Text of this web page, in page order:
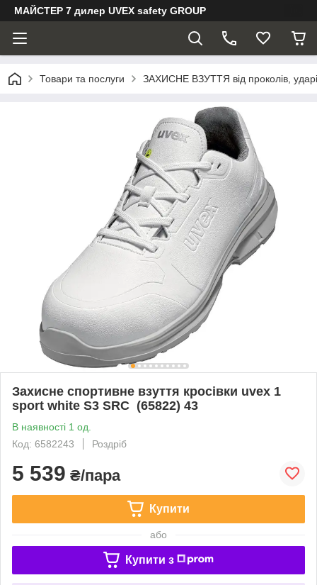
МАЙСТЕР 7 дилер UVEX safety GROUP
Товари та послуги ЗАХИСНЕ ВЗУТТЯ від проколів,
Захисне спортивне взуття кросівки uvex 1
sport white S3 SRC (65822) 43
В наявності 1 од.
Код: 6582243
Роздріб
5 539 ₴/пара
Купити
або
Купити з